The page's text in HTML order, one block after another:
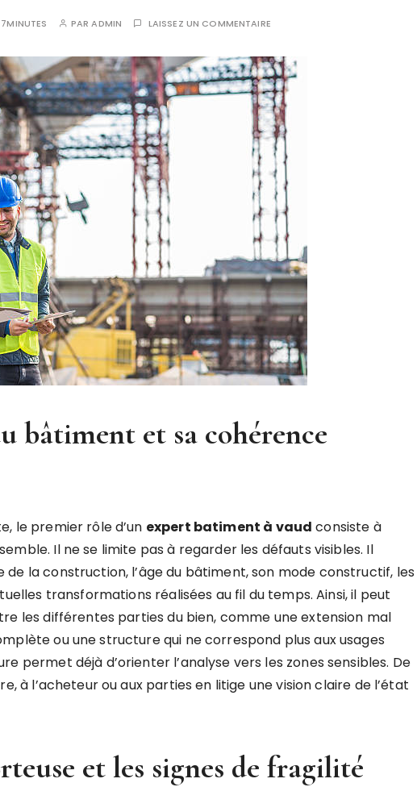
7MINUTES PARADMIN LAISSEZ UN COMMENTAIRE
bâtiment et sa cohérence
le premier rôle d’un expert batiment à vaud consiste à
Il ne se limite pas à regarder les défauts visibles. Il
la construction, l’âge du bâtiment, son mode constructif, les
transformations réalisées au fil du temps. Ainsi, il peut
les différentes parties du bien, comme une extension mal
ou une structure qui ne correspond plus aux usages
permet déjà d’orienter l’analyse vers les zones sensibles. De
à l’acheteur ou aux parties en litige une vision claire de l’état
et les signes de fragilité